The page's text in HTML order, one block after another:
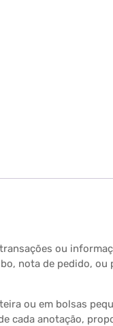
ou
nota de pedido, ou
ou em bolsas
cada anotação,